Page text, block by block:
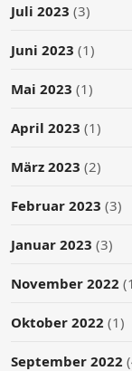
Juli 2023 (3)
Juni 2023 (1)
Mai 2023 (1)
April 2023 (1)
März 2023 (2)
Februar 2023 (3)
Januar 2023 (3)
November 2022
Oktober 2022 (1)
September 2022